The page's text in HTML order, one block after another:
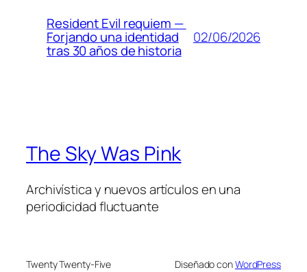
Resident Evil requiem —
Forjando una identidad
tras 30 años de historia
02/06/2026
The Sky Was Pink
Archivística y nuevos artículos en una
periodicidad fluctuante
Twenty Twenty-Five Diseñado conWordPress